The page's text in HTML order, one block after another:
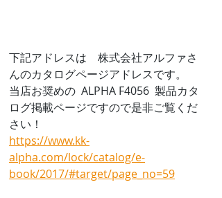
下記アドレスは　株式会社アルファさ
んのカタログページアドレスです。
当店お奨めの  ALPHA F4056  製品カタ
ログ掲載ページですので是非ご覧くだ
さい！
https://www.kk-
alpha.com/lock/catalog/e-
book/2017/#target/page_no=59